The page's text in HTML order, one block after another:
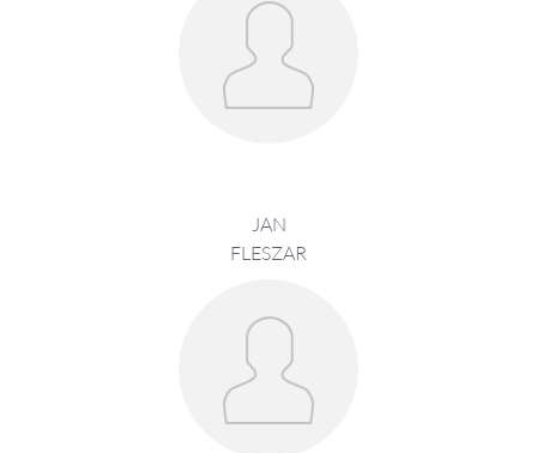
JAN
FLESZAR